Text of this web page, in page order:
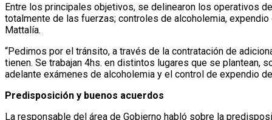
Entre los principales objetivos, se delinearon los operativos
totalmente de las fuerzas; controles de alcoholemia,
Mattalía.
“Pedimos por el tránsito, a través de la contratación de
tienen. Se trabajan 4hs. en distintos lugares que se plantean,
adelante exámenes de alcoholemia y el control de expendio
Predisposición y buenos acuerdos
La responsable del área de Gobierno habló sobre la